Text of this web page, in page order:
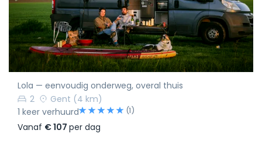
Lola — eenvoudig onderweg, overal thuis
2
Gent (4 km)
1 keer verhuurd
(1)
Vanaf € 107 per dag